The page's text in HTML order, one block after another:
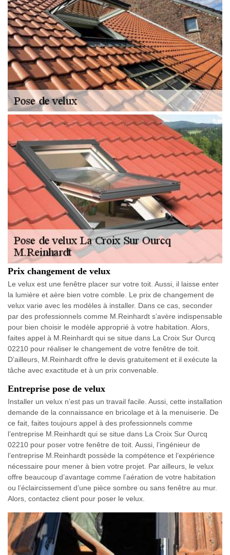
Prix changement de velux
Le velux est une fenêtre placer sur votre toit. Aussi, il laisse enter
la lumière et aère bien votre comble. Le prix de changement de
velux varie avec les modèles à installer. Dans ce cas, seconder
par des professionnels comme M.Reinhardt s’avère indispensable
pour bien choisir le modèle approprié à votre habitation. Alors,
faites appel à M.Reinhardt qui se situe dans La Croix Sur Ourcq
02210 pour réaliser le changement de votre fenêtre de toit.
D’ailleurs, M.Reinhardt offre le devis gratuitement et il exécute la
tâche avec exactitude et à un prix convenable.
Entreprise pose de velux
Installer un velux n’est pas un travail facile. Aussi, cette installation
demande de la connaissance en bricolage et à la menuiserie. De
ce fait, faites toujours appel à des professionnels comme
l’entreprise M.Reinhardt qui se situe dans La Croix Sur Ourcq
02210 pour poser votre fenêtre de toit. Aussi, l’ingénieur de
l’entreprise M.Reinhardt possède la compétence et l’expérience
nécessaire pour mener à bien votre projet. Par ailleurs, le velux
offre beaucoup d’avantage comme l’aération de votre habitation
ou l’éclaircissement d’une pièce sombre ou sans fenêtre au mur.
Alors, contactez client pour poser le velux.